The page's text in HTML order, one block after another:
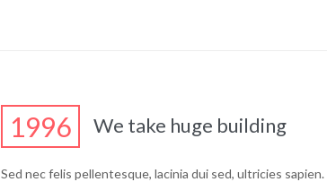
1996 We take huge building
Sed nec felis pellentesque, lacinia dui sed, ultricies sapien.